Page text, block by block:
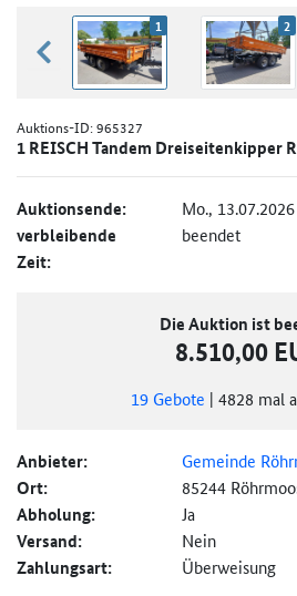
zurück blättern
1 2
Auktions-ID:965327
1 REISCH Tandem Dreiseitenkipper
Auktionsende: Mo.,
verbleibende
Zeit:
beendet
Die Auktion ist
8.510,00
19 Gebote | 4828 mal
Anbieter: Gemeinde
Ort: 85244
Abholung: Ja
Versand: Nein
Zahlungsart: Überweisung